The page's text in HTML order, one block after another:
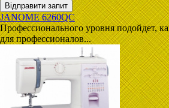
JANOME 6260QC
Профессионального уровня подойдет,
для профессионалов...